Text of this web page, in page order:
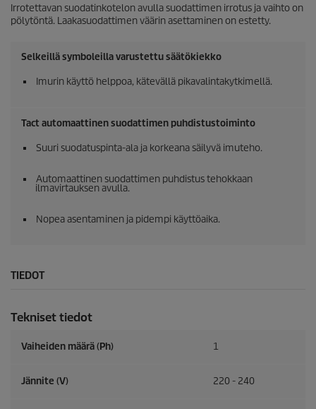
Irrotettavan suodatinkotelon avulla suodattimen irrotus ja vaihto on
pölytöntä. Laakasuodattimen väärin asettaminen on estetty.
Selkeillä symboleilla varustettu säätökiekko
Imurin käyttö helppoa, kätevällä pikavalintakytkimellä.
Tact automaattinen suodattimen puhdistustoiminto
Suuri suodatuspinta-ala ja korkeana säilyvä imuteho.
Automaattinen suodattimen puhdistus tehokkaan
ilmavirtauksen avulla.
Nopea asentaminen ja pidempi käyttöaika.
TIEDOT
Tekniset tiedot
Vaiheiden määrä (Ph) 1
Jännite (V) 220 - 240